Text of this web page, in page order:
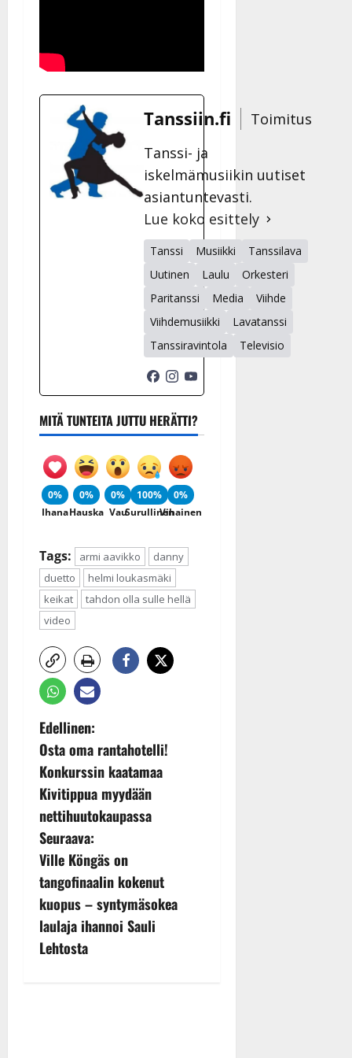
Tanssiin.fi
Toimitus
Tanssi- ja
iskelmämusiikin uutiset
asiantuntevasti.
Lue koko esittely
Tanssi Musiikki
Tanssilava
Uutinen
Laulu
Orkesteri
Paritanssi
Media
Viihde
Viihdemusiikki
Lavatanssi
Tanssiravintola
Televisio
MITÄ TUNTEITA JUTTU HERÄTTI?
0%
Ihana
0%
Hauska
0%
Vau
100%
Surullinen
0%
Vihainen
Tags: armi aavikko
danny
duetto
helmi loukasmäki
keikat
tahdon olla sulle hellä
video
P
o
s
t
n
a
v
i
Edellinen:
Osta oma rantahotelli!
Konkurssin kaatamaa
Kivitippua myydään
nettihuutokaupassa
Seuraava:
Ville Köngäs on
tangofinaalin kokenut
kuopus – syntymäsokea
laulaja ihannoi Sauli
Lehtosta